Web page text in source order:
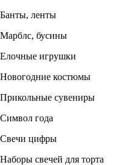
Банты, ленты
Марблс, бусины
Елочные игрушки
Новогодние костюмы
Прикольные сувениры
Символ года
Свечи цифры
Наборы свечей для торта